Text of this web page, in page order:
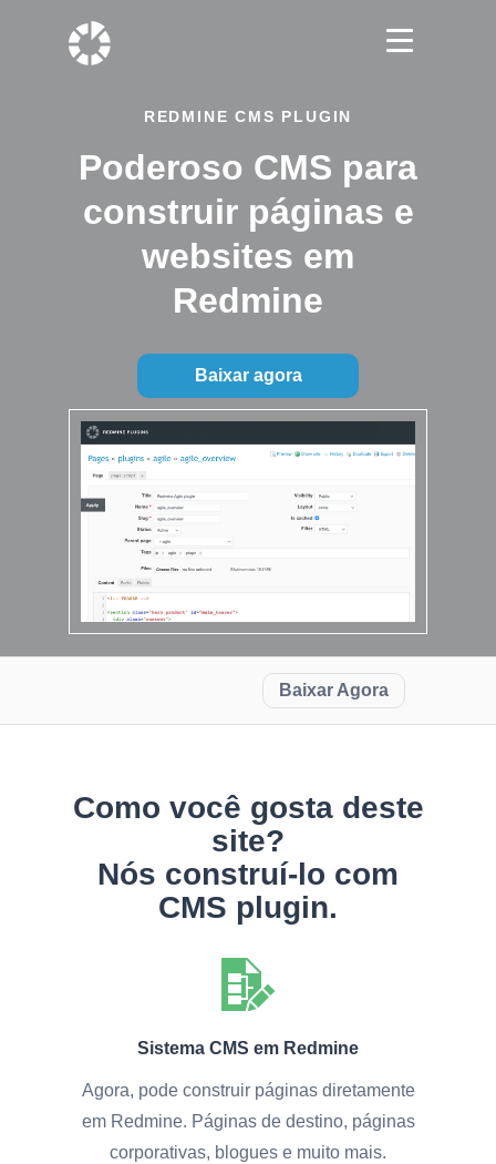
REDMINE CMS PLUGIN
Poderoso CMS para
construir páginas e
websites em
Redmine
Baixar agora
Baixar Agora
Como você gosta deste
site?
Nós construí-lo com
CMS plugin.
Sistema CMS em Redmine
Agora, pode construir páginas diretamente
em Redmine. Páginas de destino, páginas
corporativas, blogues e muito mais.